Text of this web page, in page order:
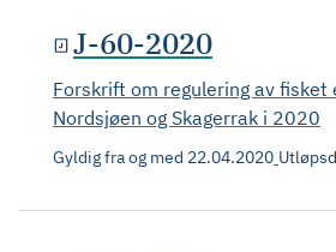
J-60-2020
Forskrift om regulering av
Nordsjøen og Skagerrak i 2020
Gyldig fra og med 22.04.2020